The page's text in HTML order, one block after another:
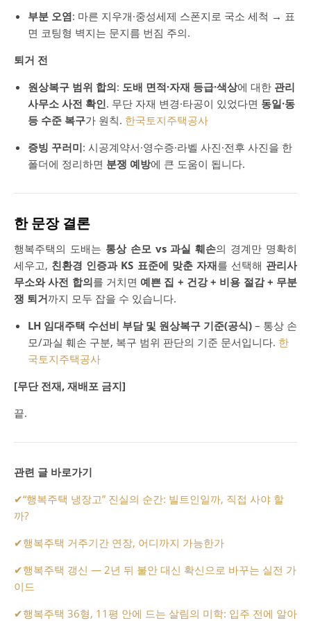
부분 오염: 마른 지우개·중성세제 스폰지로 국소 세척 → 표
면 코팅형 벽지는 문지름 번짐 주의.
퇴거 전
원상복구 범위 합의: 도배 면적·자재 등급·색상에 대한 관리
사무소 사전 확인. 무단 자재 변경·타공이 있었다면 동일·동
등 수준 복구가 원칙. 한국토지주택공사
증빙 꾸러미: 시공계약서·영수증·라벨 사진·전후 사진을 한
폴더에 정리하면 분쟁 예방에 큰 도움이 됩니다.
한 문장 결론
행복주택의 도배는 통상 손모 vs 과실 훼손의 경계만 명확히
세우고, 친환경 인증과 KS 표준에 맞춘 자재를 선택해 관리사
무소와 사전 합의를 거치면 예쁜 집 + 건강 + 비용 절감 + 무분
쟁 퇴거까지 모두 잡을 수 있습니다.
LH 임대주택 수선비 부담 및 원상복구 기준(공식) – 통상 손
모/과실 훼손 구분, 복구 범위 판단의 기준 문서입니다. 한
국토지주택공사
[무단 전재, 재배포 금지]
끝.
관련 글 바로가기
✔“행복주택 냉장고” 진실의 순간: 빌트인일까, 직접 사야 할
까?
✔행복주택 거주기간 연장, 어디까지 가능한가
✔행복주택 갱신 — 2년 뒤 불안 대신 확신으로 바꾸는 실전 가
이드
✔행복주택 36형, 11평 안에 드는 살림의 미학: 입주 전에 알아